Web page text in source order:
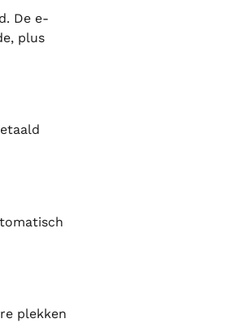
De e-
plus
plekken